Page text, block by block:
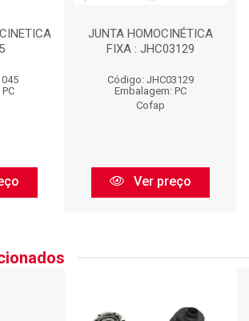
JUNTA HOMOCINÉTICA
FIXA : JHC03129
Código: JHC03129
Embalagem: PC
Cofap
Ver preço